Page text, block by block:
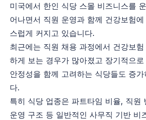
미국에서 한인 식당 스몰 비즈니스를
어나면서 직원 운영과 함께 건강보험
스럽게 커지고 있습니다.
최근에는 직원 채용 과정에서 건강보
하게 보는 경우가 많아졌고 장기적으
안정성을 함께 고려하는 식당들도 증
다.
특히 식당 업종은 파트타임 비율, 직원
운영 구조 등 일반적인 사무직 기반 비